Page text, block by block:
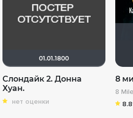
01.01.1800
Слондайк 2. Донна
Хуан.
нет оценки
8
8 Mile